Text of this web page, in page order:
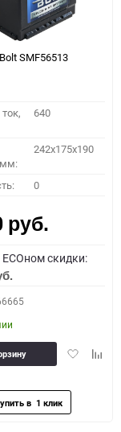
SMF56513
640
242x175x190
0
руб.
скидки:
Добавить